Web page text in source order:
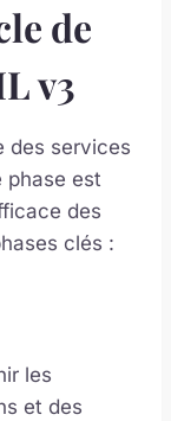
de
v3
des services
phase est
des
clés :
les
et des